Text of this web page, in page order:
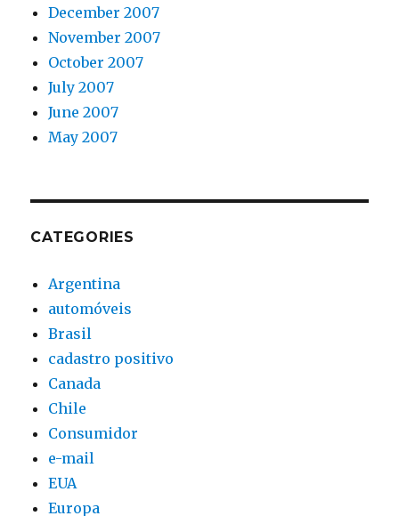
December 2007
November 2007
October 2007
July 2007
June 2007
May 2007
CATEGORIES
Argentina
automóveis
Brasil
cadastro positivo
Canada
Chile
Consumidor
e-mail
EUA
Europa